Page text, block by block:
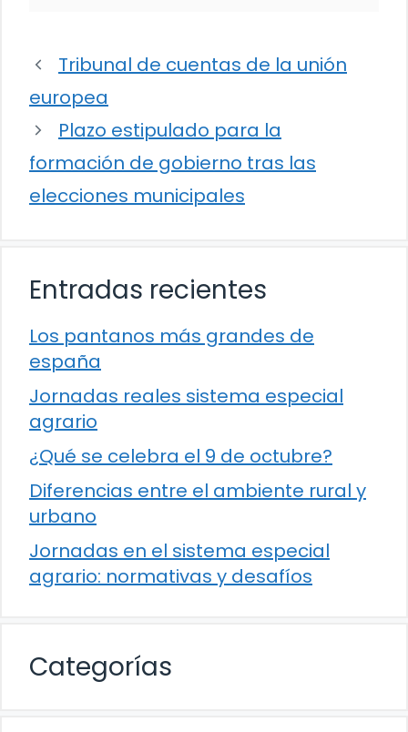
Tribunal de cuentas de la unión
europea
Plazo estipulado para la
formación de gobierno tras las
elecciones municipales
Entradas recientes
Los pantanos más grandes de
españa
Jornadas reales sistema especial
agrario
¿Qué se celebra el 9 de octubre?
Diferencias entre el ambiente rural y
urbano
Jornadas en el sistema especial
agrario: normativas y desafíos
Categorías